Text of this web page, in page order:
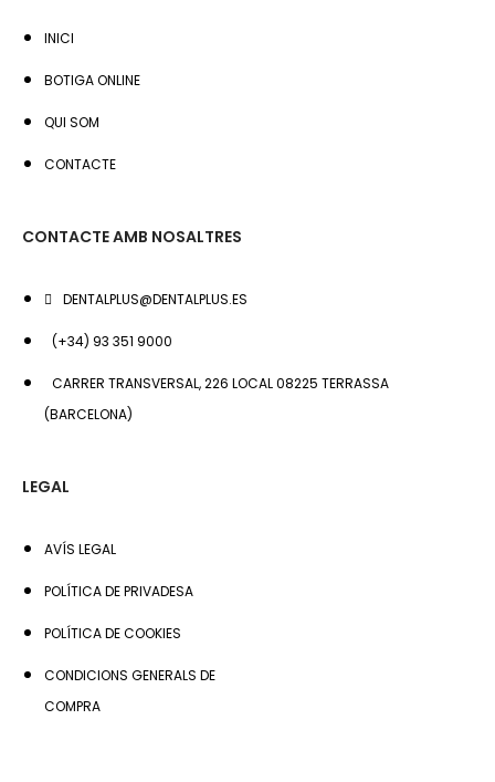
INICI
BOTIGA ONLINE
QUI SOM
CONTACTE
CONTACTE AMB NOSALTRES
DENTALPLUS@DENTALPLUS.ES
(+34) 93 351 9000
CARRER TRANSVERSAL, 226 LOCAL 08225 TERRASSA
(BARCELONA)
LEGAL
AVÍS LEGAL
POLÍTICA DE PRIVADESA
POLÍTICA DE COOKIES
CONDICIONS GENERALS DE
COMPRA